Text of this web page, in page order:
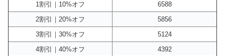
1割引｜10%オフ
6588
2割引｜20%オフ
5856
3割引｜30%オフ
5124
4割引｜40%オフ
4392